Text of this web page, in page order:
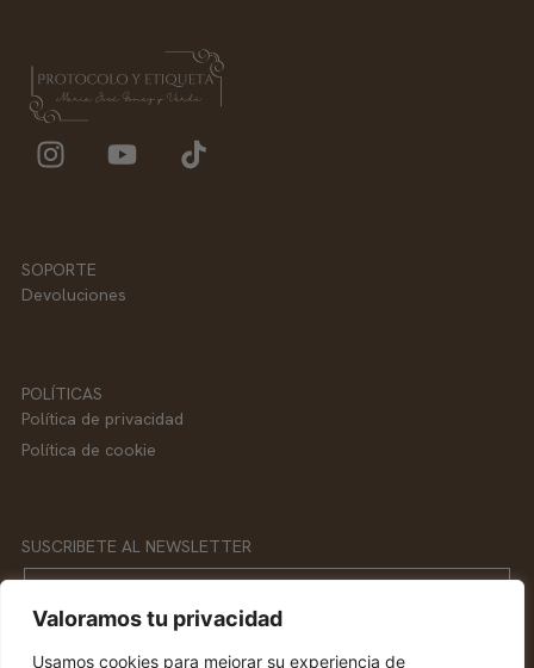
Valoramos tu privacidad
Usamos cookies para mejorar su experiencia de
SOPORTE
Devoluciones
POLÍTICAS
Política de privacidad
Política de cookie
SUSCRIBETE AL NEWSLETTER
Email